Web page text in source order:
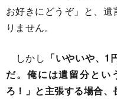
お好きにどうぞ」と、
りません。
しかし 「いやいや、
だ。俺には遺留分とい
ろ！」と主張する場合